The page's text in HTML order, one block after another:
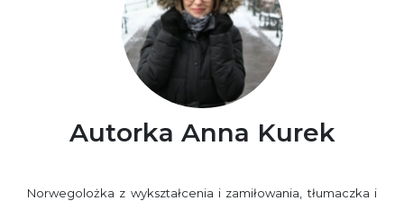
Autorka Anna Kurek
Norwegolożka z wykształcenia i zamiłowania, tłumaczka i